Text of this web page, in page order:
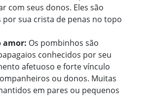
com seus donos. Eles são
por sua crista de penas no topo
amor: Os pombinhos são
conhecidos por seu
afetuoso e forte vínculo
ou donos. Muitas
em pares ou pequenos